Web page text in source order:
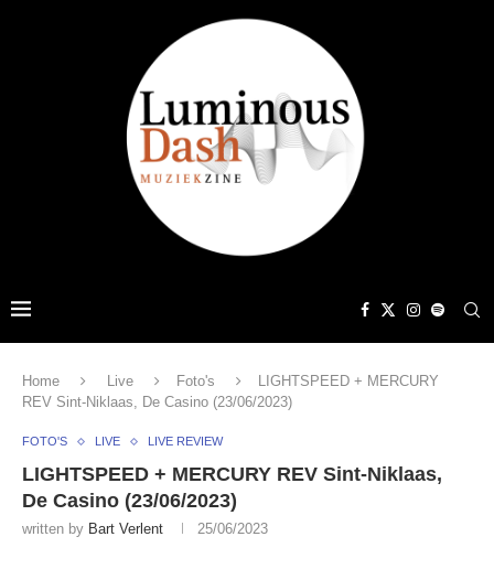
Home Live Foto's
LIGHTSPEED + MERCURY
REV Sint-Niklaas, De Casino (23/06/2023)
FOTO'S LIVE LIVE REVIEW
LIGHTSPEED + MERCURY REV Sint-Niklaas,
De Casino (23/06/2023)
written by Bart Verlent 25/06/2023